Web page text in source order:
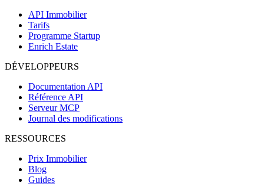
API Immobilier
Tarifs
Programme Startup
Enrich Estate
DÉVELOPPEURS
Documentation API
Référence API
Serveur MCP
Journal des modifications
RESSOURCES
Prix Immobilier
Blog
Guides